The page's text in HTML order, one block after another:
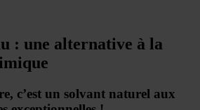
: une alternative à la
c’est un solvant naturel aux